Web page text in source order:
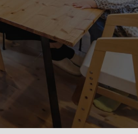
賃貸管理サイトはこちら
会社に関することや物件についての
お問い合わせはこちらから